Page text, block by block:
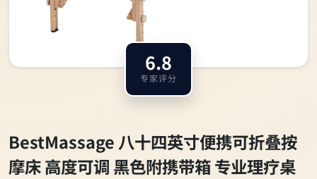
6.8
专家评分
BestMassage 八十四英寸便携可折叠按
摩床 高度可调 黑色附携带箱 专业理疗桌